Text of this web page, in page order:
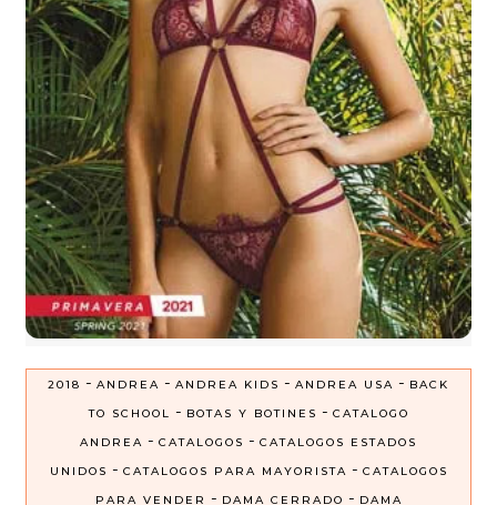
2018 - ANDREA - ANDREA KIDS - ANDREA USA - BACK
TO SCHOOL - BOTAS Y BOTINES - CATALOGO
ANDREA - CATALOGOS - CATALOGOS ESTADOS
UNIDOS - CATALOGOS PARA MAYORISTA - CATALOGOS
PARA VENDER
- DAMA CERRADO - DAMA